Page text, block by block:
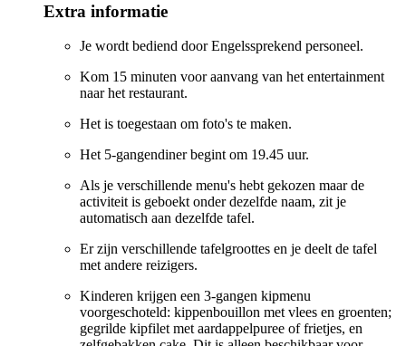
Extra informatie
Je wordt bediend door Engelssprekend personeel.
Kom 15 minuten voor aanvang van het entertainment
naar het restaurant.
Het is toegestaan om foto's te maken.
Het 5-gangendiner begint om 19.45 uur.
Als je verschillende menu's hebt gekozen maar de
activiteit is geboekt onder dezelfde naam, zit je
automatisch aan dezelfde tafel.
Er zijn verschillende tafelgroottes en je deelt de tafel
met andere reizigers.
Kinderen krijgen een 3-gangen kipmenu
voorgeschoteld: kippenbouillon met vlees en groenten;
gegrilde kipfilet met aardappelpuree of frietjes, en